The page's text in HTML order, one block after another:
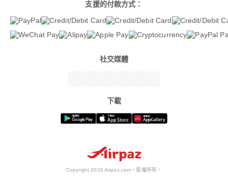
支援的付款方式：
社交媒體
下載
Copyright 2026 Airpaz.com。版權所有。